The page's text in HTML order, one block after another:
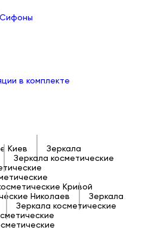
Киев
Зеркала
Зеркала косметические
Кривой
Николаев
Зеркала
Зеркала косметические